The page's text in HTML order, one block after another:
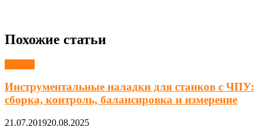
Похожие статьи
Инструментальные наладки для станков с ЧПУ:
сборка, контроль, балансировка и измерение
21.07.201920.08.2025